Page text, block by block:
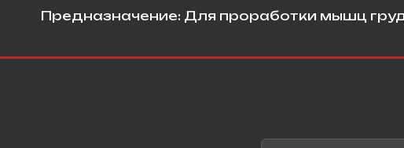
Предназначение: Для проработки мышц